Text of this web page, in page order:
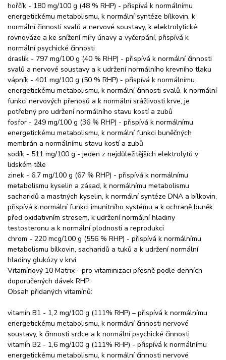
hořčík - 180 mg/100 g (48 % RHP) - přispívá k normálnímu
energetickému metabolismu, k normální syntéze bílkovin, k
normální činnosti svalů a nervové soustavy, k elektrolytické
rovnováze a ke snížení míry únavy a vyčerpání, přispívá k
normální psychické činnosti
draslík - 797 mg/100 g (40 % RHP) - přispívá k normální činnosti
svalů a nervové soustavy a k udržení normálního krevního tlaku
vápník - 401 mg/100 g (50 % RHP) - přispívá k normálnímu
energetickému metabolismu, k normální činnosti svalů, k normální
funkci nervových přenosů a k normální srážlivosti krve, je
potřebný pro udržení normálního stavu kostí a zubů
fosfor - 249 mg/100 g (36 % RHP) - přispívá k normálnímu
energetickému metabolismu, k normální funkci buněčných
membrán a normálnímu stavu kostí a zubů
sodík - 511 mg/100 g - jeden z nejdůležitějších elektrolytů v
lidském těle
zinek - 6,7 mg/100 g (67 % RHP) - přispívá k normálnímu
metabolismu kyselin a zásad, k normálnímu metabolismu
sacharidů a mastných kyselin, k normální syntéze DNA a bílkovin,
přispívá k normální funkci imunitního systému a k ochraně buněk
před oxidativním stresem, k udržení normální hladiny
testosteronu a k normální plodnosti a reprodukci
chrom - 220 mcg/100 g (556 % RHP) - přispívá k normálnímu
metabolismu bílkovin, sacharidů a tuků a k udržení normální
hladiny glukózy v krvi
Vitamínový 10 Matrix - pro vitaminizaci přesně podle denních
doporučených dávek RHP:
Obsah přidaných vitamínů:
vitamín B1 - 1,2 mg/100 g (111% RHP) – přispívá k normálnímu
energetickému metabolismu, k normální činnosti nervové
soustavy, k činnosti srdce a k normální psychické činnosti
vitamín B2 - 1,6 mg/100 g (111% RHP) - přispívá k normálnímu
energetickému metabolismu, k normální činnosti nervové